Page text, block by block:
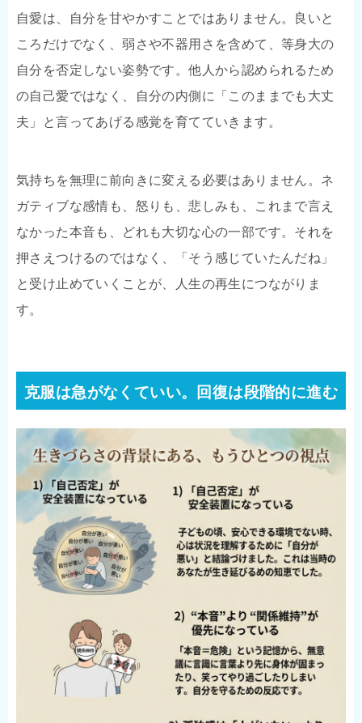
自愛は、自分を甘やかすことではありません。良いと
ころだけでなく、弱さや不器用さを含めて、等身大の
自分を否定しない姿勢です。他人から認められるため
の自己愛ではなく、自分の内側に「このままでも大丈
夫」と言ってあげる感覚を育てていきます。
気持ちを無理に前向きに変える必要はありません。ネ
ガティブな感情も、怒りも、悲しみも、これまで言え
なかった本音も、どれも大切な心の一部です。それを
押さえつけるのではなく、「そう感じていたんだね」
と受け止めていくことが、人生の再生につながりま
す。
克服は急がなくていい。回復は段階的に進む